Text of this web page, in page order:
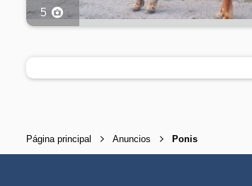
5
Página principal Anuncios Ponis